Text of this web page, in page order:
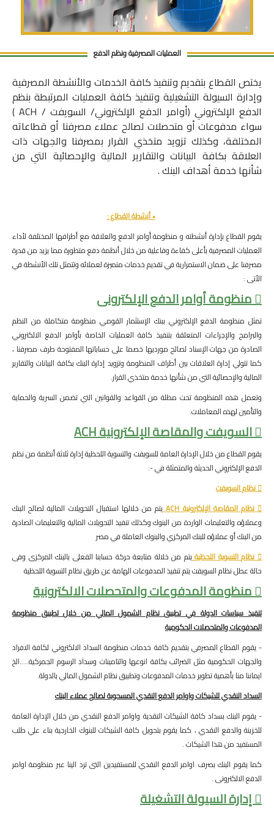
العمليات المصرفية ونظم الدفع
يختص القطاع بتقديم وتنفيذ كافة الخدمات والأنشطة المصرفية
وإدارة السيولة التشغيلية وتنفيذ كافة العمليات المرتبطة بنظم
الدفع الإلكتروني (أوامر الدفع الإلكتروني/ السويفت / ACH )
سواء مدفوعات أو متحصلات لصالح عملاء مصرفنا أو قطاعاته
المختلفة، وكذلك تزويد متخذي القرار بمصرفنا والجهات ذات
العلاقة بكافة البيانات والتقارير المالية والإحصائية التي من
شأنها خدمة أهداف البنك .
• أنشطة القطاع :
يقوم القطاع بإدارة أنشطته و منظومة أوامر الدفع والعلاقة مع أطرافها المختلفة لأداء
العمليات المصرفية بأعلى كفاءة وفاعلية من خلال أنظمة دفع متطورة مما يزيد من قدرة
مصرفنا على ضمان الاستمرارية في تقديم خدمات متميزة لعملائه وتتمثل تلك الأنشطة في
الأتى :
تمثل منظومة الدفع الإلكتروني ببنك الإستثمار القومي منظومة متكاملة من النظم
والبرامج والإجراءات المتعلقة بتنفيذ كافة العمليات الخاصة بأوامر الدفع الالكتروني
الصادرة من جهات الإسناد لصالح مورديها خصما على حساباتها المفتوحة طرف مصرفنا ،
كما تتولي إدارة العلاقات بين أطراف المنظومة وتزويد إدارة البنك بكافة البيانات والتقارير
المالية والإحصائية التي من شأنها خدمة متخذي القرار.
وتعمل هذه المنظومة تحت مظلة من القواعد والقوانين التي تضمن السرية والحماية
والتأمين لهذه المعاملات.
يقوم القطاع من خلال الإدارة العامة للسويفت والتسوية اللحظية إدارة ثلاثة أنظمة من نظم
الدفع الإلكتروني الحديثة والمتمثلة في -:
يتم من خلالها استقبال التحويلات المالية لصالح البنك
وعملاؤه والتعليمات الواردة من البنوك وكذلك تنفيذ التحويلات المالية والتعليمات الصادرة
من البنك أو عملاؤه للبنك المركزي والبنوك العاملة في مصر
يتم من خلالة متابعة حركة حسابنا الفعلى بالبنك المركزى وفى
حالة عطل نظام السويفت يتم تنفيذ المدفوعات الهامة عن طريق نظام التسوية اللحظية
تنفيذ سياسات الدولة في تطبيق نظام الشمول المالي من خلال تطبيق منظومة
المدفوعات والمتحصلات الحكومية
- يقوم القطاع المصرفي بتقديم كافة خدمات منظومة السداد الالكتروني لكافة الافراد
والجهات الحكومية مثل الضرائب بكافة انوعها والتامينات وسداد الرسوم الجمركية.....الخ
ايماننا منا بأهمية تطوير خدمات المدفوعات وتطبيق نظام الشمول المالي بالدولة.
السداد النقدي للشيكات واوامر الدفع النقدي المسحوبة لصالح عملاء البنك
- يقوم البنك بسداد كافة الشيكات النقدية واوامر الدفع النقدي من خلال الإدارة العامة
للخزينة والدفع النقدي ، كما يقوم بتحويل كافة الشيكات للبنوك الخارجية بناء علي طلب
المستفيد من هذا الشيكات .
كما يقوم البنك بصرف اوامر الدفع النقدي للمستفيدين التى ترد الينا عبر منظومة اوامر
الدفع الالكترونى .